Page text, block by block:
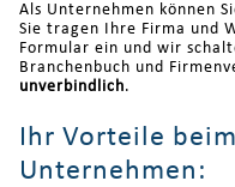
Als Unternehmen können
Sie tragen Ihre Firma und
Formular ein und wir
Branchenbuch und
unverbindlich.
Ihr Vorteile
Unternehmen: